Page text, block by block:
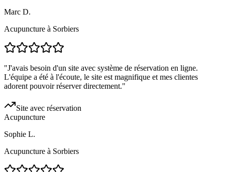
Marc D.
Acupuncture à Sorbiers
"J'avais besoin d'un site avec système de réservation en ligne.
L'équipe a été à l'écoute, le site est magnifique et mes clientes
adorent pouvoir réserver directement."
Site avec réservation
Acupuncture
Sophie L.
Acupuncture à Sorbiers